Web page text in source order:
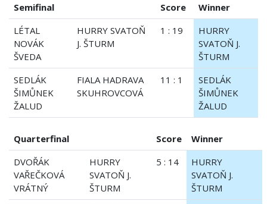
Semifinal Score
Winner
LÉTAL
NOVÁK
ŠVEDA
HURRY SVATOŇ
J. ŠTURM
1 : 19
HURRY
SVATOŇ J.
ŠTURM
SEDLÁK
ŠIMŮNEK
ŽALUD
FIALA HADRAVA
SKUHROVCOVÁ
11 : 1
SEDLÁK
ŠIMŮNEK
ŽALUD
Quarterfinal Score
Winner
DVOŘÁK
VAŘEČKOVÁ
VRÁTNÝ
HURRY
SVATOŇ J.
ŠTURM
5 : 14
HURRY
SVATOŇ J.
ŠTURM